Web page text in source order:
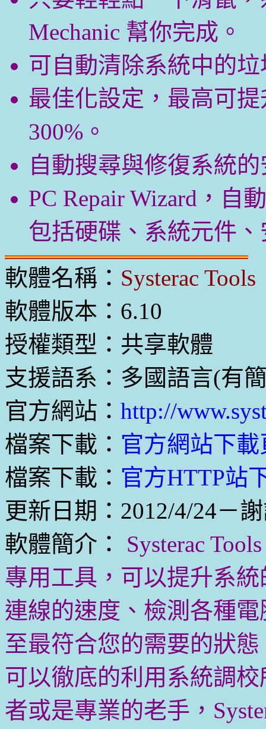
Mechanic 幫你完成。
可自動清除系統中的
最佳化設定，最高可
300%。
自動搜尋與修復系統
PC Repair Wizard，自
包括硬碟、系統元件
軟體名稱： Systerac Tools
軟體版本：6.10
授權類型：共享軟體
支援語系：多國語言(有
官方網站： http://
檔案下載： 官方網站下載
檔案下載： 官方HTTP站
更新日期：2012/4/24－
軟體簡介：
Systerac
專用工具，可以提升系
連線的速度、檢測各種
至最符合您的需要的狀
可以徹底的利用系統調
者或是專業的老手，